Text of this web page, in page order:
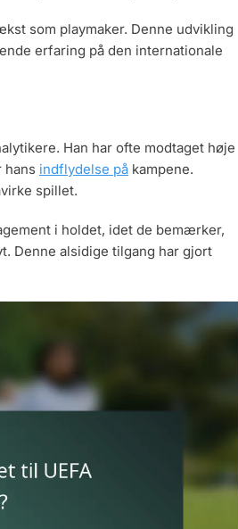
som playmaker. Denne udvikling
erfaring på den internationale
Han har ofte modtaget høje
hans indflydelse på kampene.
spillet.
i holdet, idet de bemærker,
Denne alsidige tilgang har gjort